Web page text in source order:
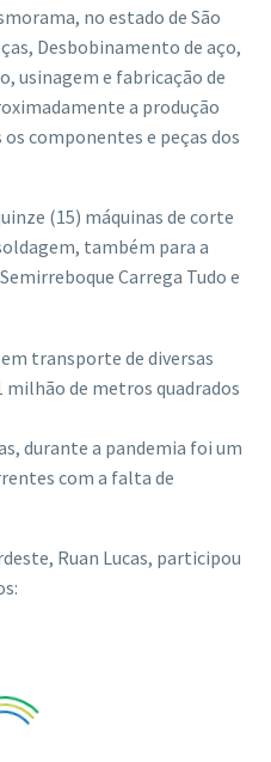
no estado de São
Desbobinamento de aço,
usinagem e fabricação de
a produção
componentes e peças dos
(15) máquinas de corte
também para a
Carrega Tudo e
transporte de diversas
de metros quadrados
durante a pandemia foi um
com a falta de
Ruan Lucas, participou